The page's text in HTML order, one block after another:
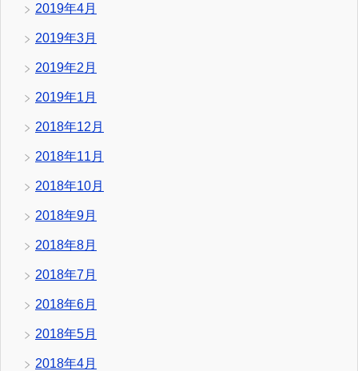
2019年4月
2019年3月
2019年2月
2019年1月
2018年12月
2018年11月
2018年10月
2018年9月
2018年8月
2018年7月
2018年6月
2018年5月
2018年4月